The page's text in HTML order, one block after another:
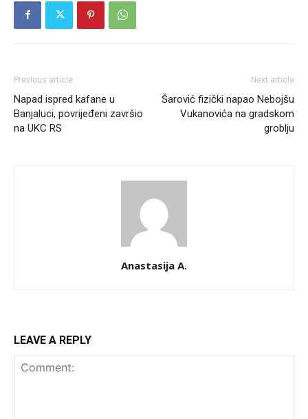
Previous article
Napad ispred kafane u
Banjaluci, povrijeđeni završio
na UKC RS
Next article
Šarović fizički napao Nebojšu
Vukanovića na gradskom
groblju
Anastasija A.
LEAVE A REPLY